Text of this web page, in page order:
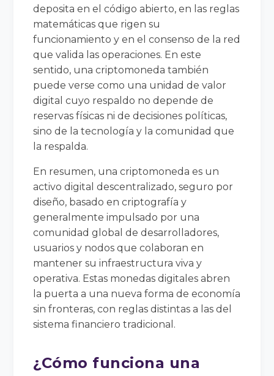
deposita en el código abierto, en las reglas
matemáticas que rigen su
funcionamiento y en el consenso de la red
que valida las operaciones. En este
sentido, una criptomoneda también
puede verse como una unidad de valor
digital cuyo respaldo no depende de
reservas físicas ni de decisiones políticas,
sino de la tecnología y la comunidad que
la respalda.
En resumen, una criptomoneda es un
activo digital descentralizado, seguro por
diseño, basado en criptografía y
generalmente impulsado por una
comunidad global de desarrolladores,
usuarios y nodos que colaboran en
mantener su infraestructura viva y
operativa. Estas monedas digitales abren
la puerta a una nueva forma de economía
sin fronteras, con reglas distintas a las del
sistema financiero tradicional.
¿Cómo funciona una